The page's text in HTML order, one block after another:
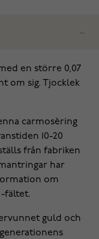
en större 0,07
om sig. Tjocklek
carmosèring
10-20
från fabriken
har
om
fältet.
guld och